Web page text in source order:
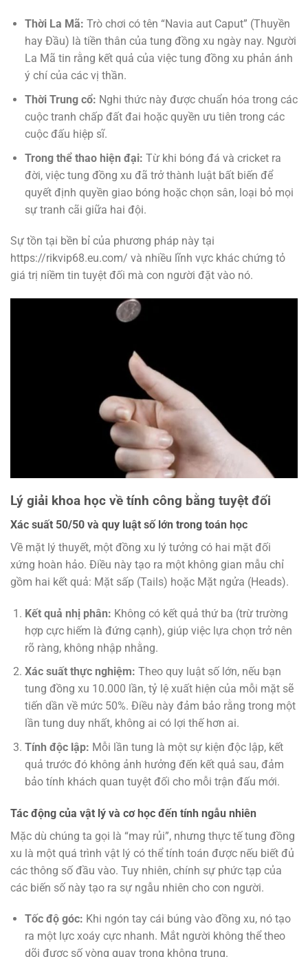
Thời La Mã: Trò chơi có tên “Navia aut Caput” (Thuyền
hay Đầu) là tiền thân của tung đồng xu ngày nay. Người
La Mã tin rằng kết quả của việc tung đồng xu phản ánh
ý chí của các vị thần.
Thời Trung cổ: Nghi thức này được chuẩn hóa trong các
cuộc tranh chấp đất đai hoặc quyền ưu tiên trong các
cuộc đấu hiệp sĩ.
Trong thể thao hiện đại: Từ khi bóng đá và cricket ra
đời, việc tung đồng xu đã trở thành luật bất biến để
quyết định quyền giao bóng hoặc chọn sân, loại bỏ mọi
sự tranh cãi giữa hai đội.
Sự tồn tại bền bỉ của phương pháp này tại
https://rikvip68.eu.com/ và nhiều lĩnh vực khác chứng tỏ
giá trị niềm tin tuyệt đối mà con người đặt vào nó.
Lý giải khoa học về tính công bằng tuyệt đối
Xác suất 50/50 và quy luật số lớn trong toán học
Về mặt lý thuyết, một đồng xu lý tưởng có hai mặt đối
xứng hoàn hảo. Điều này tạo ra một không gian mẫu chỉ
gồm hai kết quả: Mặt sấp (Tails) hoặc Mặt ngửa (Heads).
Kết quả nhị phân: Không có kết quả thứ ba (trừ trường
hợp cực hiếm là đứng cạnh), giúp việc lựa chọn trở nên
rõ ràng, không nhập nhằng.
Xác suất thực nghiệm: Theo quy luật số lớn, nếu bạn
tung đồng xu 10.000 lần, tỷ lệ xuất hiện của mỗi mặt sẽ
tiến dần về mức 50%. Điều này đảm bảo rằng trong một
lần tung duy nhất, không ai có lợi thế hơn ai.
Tính độc lập: Mỗi lần tung là một sự kiện độc lập, kết
quả trước đó không ảnh hưởng đến kết quả sau, đảm
bảo tính khách quan tuyệt đối cho mỗi trận đấu mới.
Tác động của vật lý và cơ học đến tính ngẫu nhiên
Mặc dù chúng ta gọi là “may rủi”, nhưng thực tế tung đồng
xu là một quá trình vật lý có thể tính toán được nếu biết đủ
các thông số đầu vào. Tuy nhiên, chính sự phức tạp của
các biến số này tạo ra sự ngẫu nhiên cho con người.
Tốc độ góc: Khi ngón tay cái búng vào đồng xu, nó tạo
ra một lực xoáy cực nhanh. Mắt người không thể theo
dõi được số vòng quay trong không trung.